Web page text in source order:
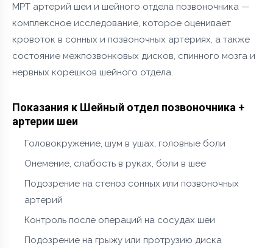
МРТ артерий шеи и шейного отдела позвоночника —
комплексное исследование, которое оценивает
кровоток в сонных и позвоночных артериях, а также
состояние межпозвонковых дисков, спинного мозга и
нервных корешков шейного отдела.
Показания к Шейный отдел позвоночника +
артерии шеи
Головокружение, шум в ушах, головные боли
Онемение, слабость в руках, боли в шее
Подозрение на стеноз сонных или позвоночных
артерий
Контроль после операций на сосудах шеи
Подозрение на грыжу или протрузию диска